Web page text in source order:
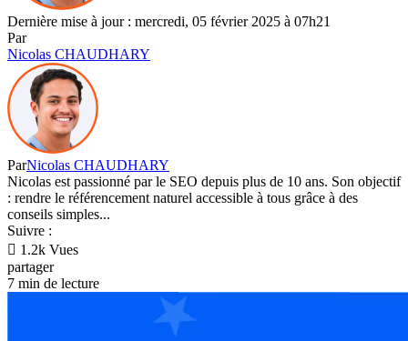
Dernière mise à jour : mercredi, 05 février 2025 à 07h21
Par
Nicolas CHAUDHARY
ParNicolas CHAUDHARY
Nicolas est passionné par le SEO depuis plus de 10 ans. Son objectif
: rendre le référencement naturel accessible à tous grâce à des
conseils simples...
Suivre :
1.2k Vues
partager
7 min de lecture